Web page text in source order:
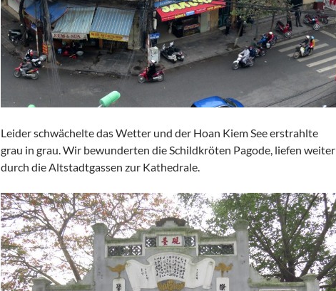
Leider schwächelte das Wetter und der Hoan Kiem See erstrahlte
grau in grau. Wir bewunderten die Schildkröten Pagode, liefen weiter
durch die Altstadtgassen zur Kathedrale.